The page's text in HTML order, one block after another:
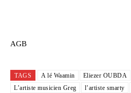
AGB
TAGS A lé Waamin Eliezer OUBDA
L’artiste musicien Greg
l’artiste smarty